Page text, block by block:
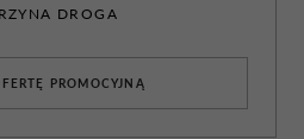
DROGA
PROMOCYJNĄ